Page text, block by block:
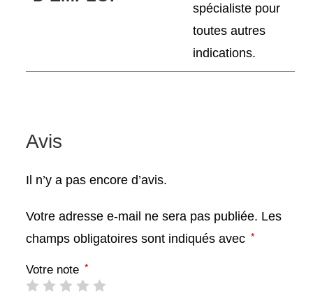
spécialiste pour
toutes autres
indications.
Avis
Il n’y a pas encore d’avis.
Votre adresse e-mail ne sera pas publiée. Les
champs obligatoires sont indiqués avec *
Votre note *